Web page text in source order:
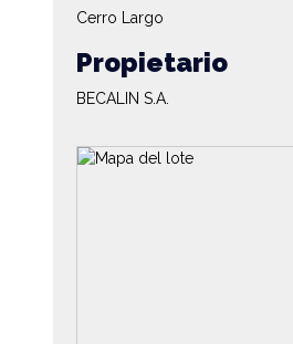
Cerro Largo
Propietario
BECALIN S.A.